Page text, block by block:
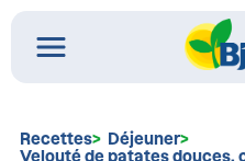
Recettes
Déjeuner
Velouté de patates douces,